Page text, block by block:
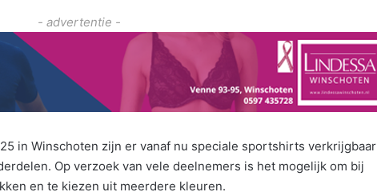
- advertentie -
in Winschoten zijn er vanaf nu speciale sportshirts verkrijgbaar
Op verzoek van vele deelnemers is het mogelijk om bij
en te kiezen uit meerdere kleuren.